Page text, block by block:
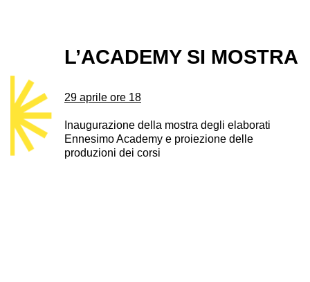
L’ACADEMY SI MOSTRA
29 aprile ore 18
Inaugurazione della mostra degli elaborati
Ennesimo Academy e proiezione delle
produzioni dei corsi